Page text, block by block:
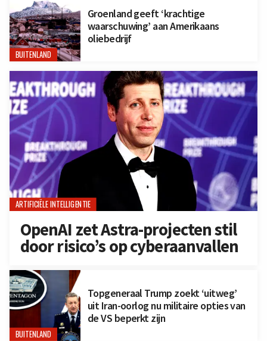
BUITENLAND
Groenland geeft ‘krachtige
waarschuwing’ aan Amerikaans
oliebedrijf
ARTIFICIËLE INTELLIGENTIE
OpenAI zet Astra-projecten stil
door risico’s op cyberaanvallen
BUITENLAND
Topgeneraal Trump zoekt ‘uitweg’
uit Iran-oorlog nu militaire opties van
de VS beperkt zijn